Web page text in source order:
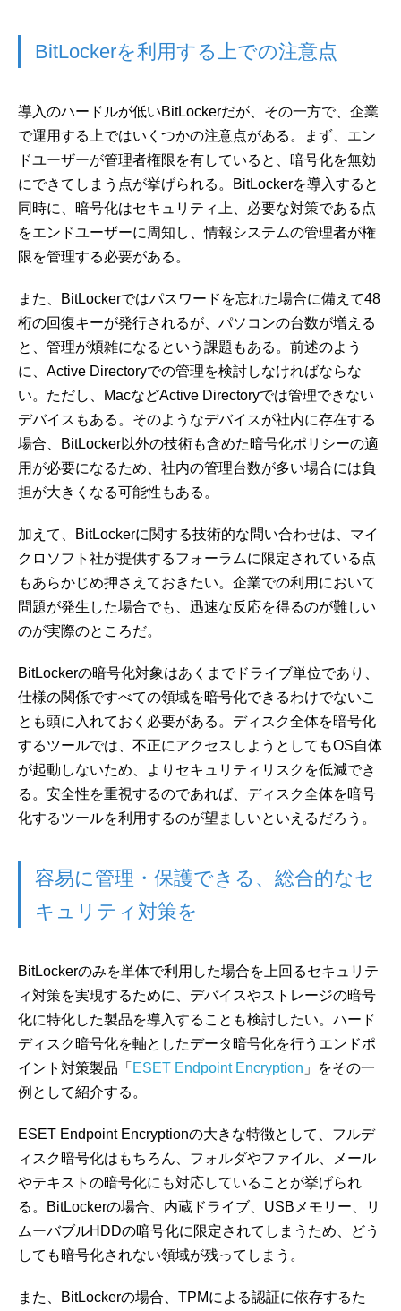
BitLockerを利用する上での注意点
導入のハードルが低いBitLockerだが、その一方で、企業
で運用する上ではいくつかの注意点がある。まず、エン
ドユーザーが管理者権限を有していると、暗号化を無効
にできてしまう点が挙げられる。BitLockerを導入すると
同時に、暗号化はセキュリティ上、必要な対策である点
をエンドユーザーに周知し、情報システムの管理者が権
限を管理する必要がある。
また、BitLockerではパスワードを忘れた場合に備えて48
桁の回復キーが発行されるが、パソコンの台数が増える
と、管理が煩雑になるという課題もある。前述のよう
に、Active Directoryでの管理を検討しなければならな
い。ただし、MacなどActive Directoryでは管理できない
デバイスもある。そのようなデバイスが社内に存在する
場合、BitLocker以外の技術も含めた暗号化ポリシーの適
用が必要になるため、社内の管理台数が多い場合には負
担が大きくなる可能性もある。
加えて、BitLockerに関する技術的な問い合わせは、マイ
クロソフト社が提供するフォーラムに限定されている点
もあらかじめ押さえておきたい。企業での利用において
問題が発生した場合でも、迅速な反応を得るのが難しい
のが実際のところだ。
BitLockerの暗号化対象はあくまでドライブ単位であり、
仕様の関係ですべての領域を暗号化できるわけでないこ
とも頭に入れておく必要がある。ディスク全体を暗号化
するツールでは、不正にアクセスしようとしてもOS自体
が起動しないため、よりセキュリティリスクを低減でき
る。安全性を重視するのであれば、ディスク全体を暗号
化するツールを利用するのが望ましいといえるだろう。
容易に管理・保護できる、総合的なセ
キュリティ対策を
BitLockerのみを単体で利用した場合を上回るセキュリテ
ィ対策を実現するために、デバイスやストレージの暗号
化に特化した製品を導入することも検討したい。ハード
ディスク暗号化を軸としたデータ暗号化を行うエンドポ
イント対策製品「 ESET Endpoint Encryption 」をその一
例として紹介する。
ESET Endpoint Encryptionの大きな特徴として、フルデ
ィスク暗号化はもちろん、フォルダやファイル、メール
やテキストの暗号化にも対応していることが挙げられ
る。BitLockerの場合、内蔵ドライブ、USBメモリー、リ
ムーバブルHDDの暗号化に限定されてしまうため、どう
しても暗号化されない領域が残ってしまう。
また、BitLockerの場合、TPMによる認証に依存するた